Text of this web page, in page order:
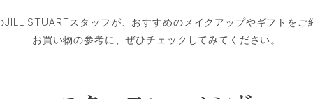
JILL STUARTスタッフが、おすすめのメイクアップやギフトをご